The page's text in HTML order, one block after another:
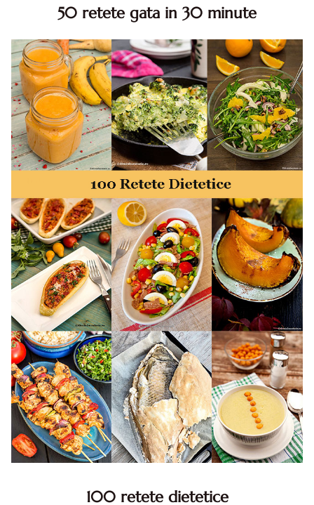
50 retete gata in 30 minute
minute. Retete rapide. Retete rapide de mancare. Idei
retete mancare rapid
100 retete dietetice